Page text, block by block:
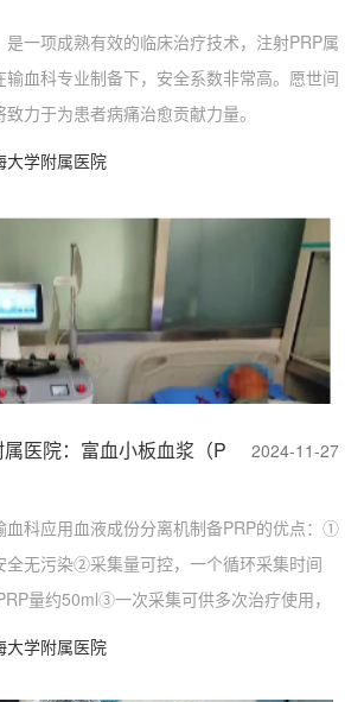
是一项成熟有效的临床治疗技术，注射PRP属
血科专业制备下，安全系数非常高。愿世间
力于为患者病痛治愈贡献力量。
大学附属医院
2024-11-27
医院：富血小板血浆（P
血科应用血液成份分离机制备PRP的优点：①
全无污染②采集量可控，一个循环采集时间
量约50ml③一次采集可供多次治疗使用，
冻保存。
大学附属医院